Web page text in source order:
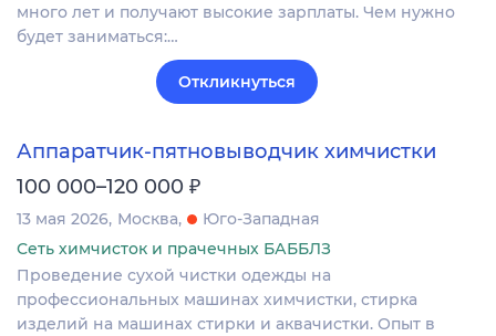
много лет и получают высокие зарплаты. Чем нужно
будет заниматься:…
Откликнуться
Аппаратчик-пятновыводчик химчистки
100 000–120 000 ₽
13 мая 2026 Москва
Юго-Западная
Сеть химчисток и прачечных БАББЛЗ
Проведение сухой чистки одежды на
профессиональных машинах химчистки, стирка
изделий на машинах стирки и аквачистки. Опыт в